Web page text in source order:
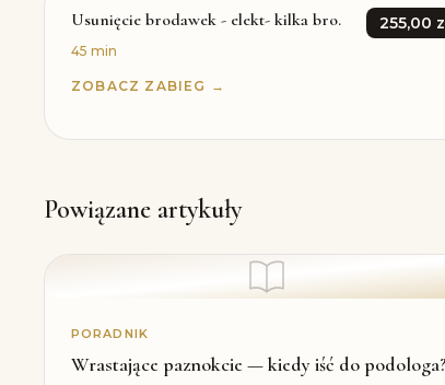
Usunięcie brodawek - elekt- kilka bro. 255,00
45 min
ZOBACZ ZABIEG →
Powiązane artykuły
PORADNIK
Wrastające paznokcie — kiedy iść do podologa?